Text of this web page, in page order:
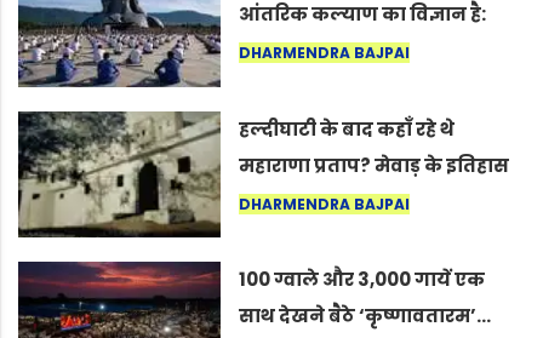
आंतरिक कल्याण का विज्ञान है:
अंतरराष्ट्रीय योग दिवस 2026 पर
DHARMENDRA BAJPAI
हल्दीघाटी के बाद कहाँ रहे थे
महाराणा प्रताप? मेवाड़ के इतिहास
का वह अनकहा अध्याय जो आज भी
DHARMENDRA BAJPAI
100 ग्वाले और 3,000 गायें एक
साथ देखने बैठे ‘कृष्णावतारम’…